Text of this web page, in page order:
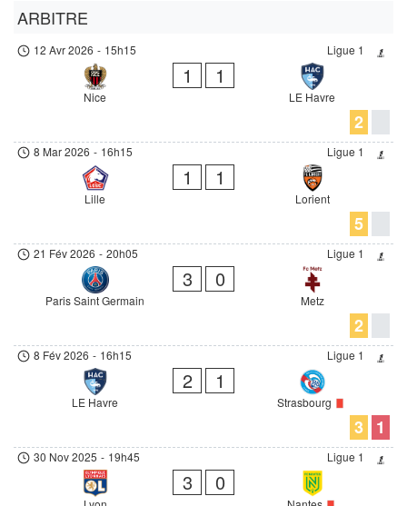
ARBITRE
Ligue 1
12 Avr 2026 - 15h15
Nice
1 1
LE Havre
2
Ligue 1
8 Mar 2026 - 16h15
Lille
1 1
Lorient
5
Ligue 1
21 Fév 2026 - 20h05
Paris Saint Germain
3 0
Metz
2
Ligue 1
8 Fév 2026 - 16h15
LE Havre
2 1
Strasbourg
3 1
Ligue 1
30 Nov 2025 - 19h45
3 0